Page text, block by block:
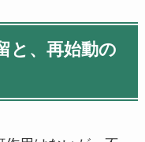
と、再始動の